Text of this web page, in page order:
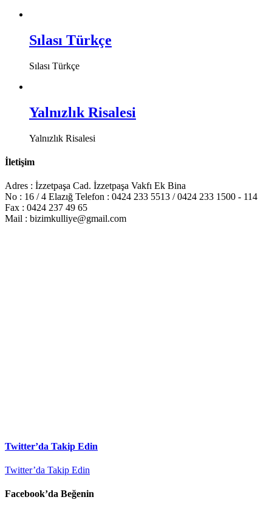
Sılası Türkçe
Sılası Türkçe
Yalnızlık Risalesi
Yalnızlık Risalesi
İletişim
Adres : İzzetpaşa Cad. İzzetpaşa Vakfı Ek Bina
No : 16 / 4 Elazığ Telefon : 0424 233 5513 / 0424 233 1500 - 114
Fax : 0424 237 49 65
Mail : bizimkulliye@gmail.com
Twitter’da Takip Edin
Twitter’da Takip Edin
Facebook’da Beğenin